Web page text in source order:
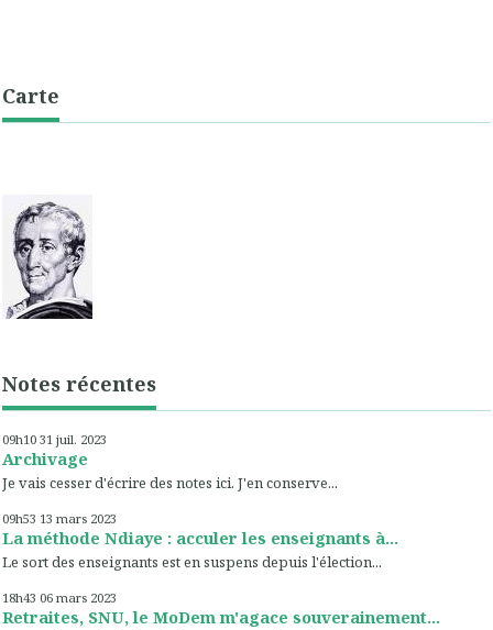
Carte
Notes récentes
09h10 31 juil. 2023
Archivage
Je vais cesser d'écrire des notes ici. J'en conserve...
09h53 13 mars 2023
La méthode Ndiaye : acculer les enseignants à...
Le sort des enseignants est en suspens depuis l'élection...
18h43 06 mars 2023
Retraites, SNU, le MoDem m'agace souverainement...